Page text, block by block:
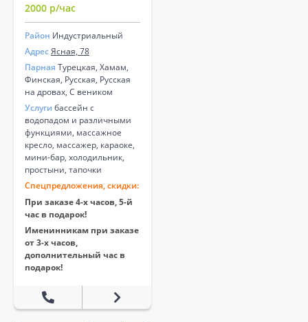
2000 р/час
Район Индустриальный
АдресЯсная, 78
Парная Турецкая, Хамам,
Финская, Русская, Русская
на дровах, С веником
Услуги бассейн с
водопадом и различными
функциями, массажное
кресло, массажер, караоке,
мини-бар, холодильник,
простыни, тапочки
Спецпредложения, скидки:
При заказе 4-х часов, 5-й
час в подарок!
Именинникам при заказе
от 3-х часов,
дополнительный час в
подарок!